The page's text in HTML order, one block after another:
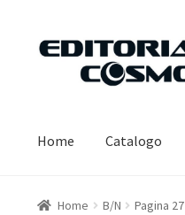
Vai
navigazione
Vai
Home Catalogo
Home B/N Pagina 27